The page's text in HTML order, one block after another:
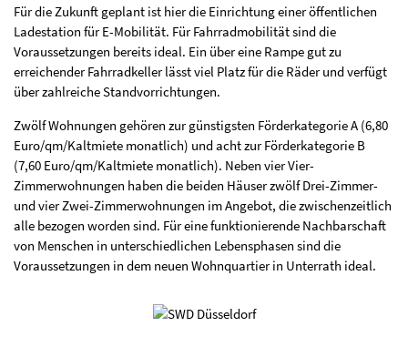
Für die Zukunft geplant ist hier die Einrichtung einer öffentlichen
Ladestation für E-Mobilität. Für Fahrradmobilität sind die
Voraussetzungen bereits ideal. Ein über eine Rampe gut zu
erreichender Fahrradkeller lässt viel Platz für die Räder und verfügt
über zahlreiche Standvorrichtungen.
Zwölf Wohnungen gehören zur günstigsten Förderkategorie A (6,80
Euro/qm/Kaltmiete monatlich) und acht zur Förderkategorie B
(7,60 Euro/qm/Kaltmiete monatlich). Neben vier Vier-
Zimmerwohnungen haben die beiden Häuser zwölf Drei-Zimmer-
und vier Zwei-Zimmerwohnungen im Angebot, die zwischenzeitlich
alle bezogen worden sind. Für eine funktionierende Nachbarschaft
von Menschen in unterschiedlichen Lebensphasen sind die
Voraussetzungen in dem neuen Wohnquartier in Unterrath ideal.